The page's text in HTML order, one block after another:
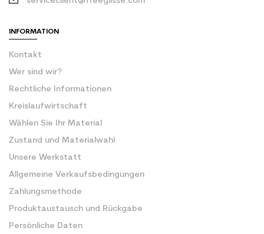
INFORMATION
Kontakt
Wer sind wir?
Rechtliche Informationen
Kreislaufwirtschaft
Wählen Sie Ihr Material
Zustand und Materialwahl
Unsere Werkstatt
Allgemeine Verkaufsbedingungen
Zahlungsmethode
Produktaustausch und Rückgabe
Persönliche Daten